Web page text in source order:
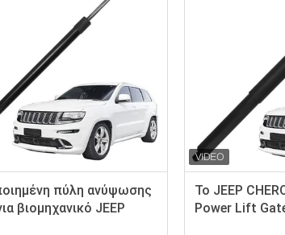
πύλη ανύψωσης
βιομηχανικό JEEP
Το JEEP
Power Lift